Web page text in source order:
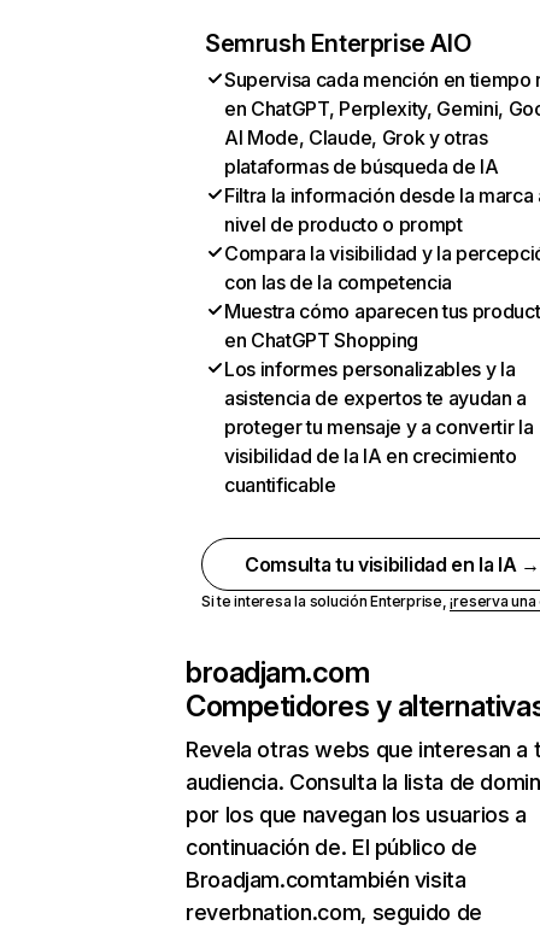
Semrush Enterprise AIO
Supervisa cada mención en tiempo
en ChatGPT, Perplexity, Gemini,
AI Mode, Claude, Grok y otras
plataformas de búsqueda de IA
Filtra la información desde la marca
nivel de producto o prompt
Compara la visibilidad y la
con las de la competencia
Muestra cómo aparecen tus
en ChatGPT Shopping
Los informes personalizables y la
asistencia de expertos te ayudan a
proteger tu mensaje y a convertir la
visibilidad de la IA en crecimiento
cuantificable
Comsulta tu visibilidad en la IA →
Si te interesa la solución Enterprise,¡reserva
broadjam.com
Competidores y
Revela otras webs que interesan a
audiencia. Consulta la lista de
por los que navegan los usuarios a
continuación de. El público de
Broadjam.comtambién visita
reverbnation.com, seguido de